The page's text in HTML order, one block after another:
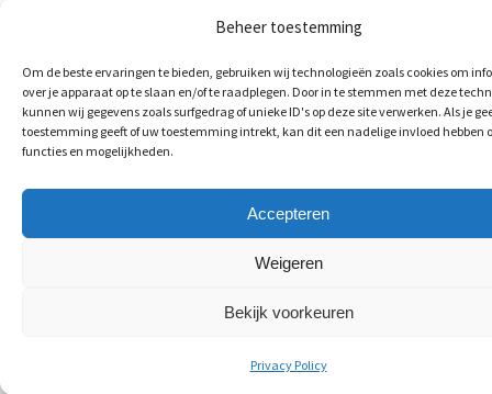
Beheer toestemming
Om de beste ervaringen te bieden, gebruiken wij technologieën zoals cookies om
over je apparaat op te slaan en/of te raadplegen. Door in te stemmen met deze
kunnen wij gegevens zoals surfgedrag of unieke ID's op deze site verwerken. Als je
toestemming geeft of uw toestemming intrekt, kan dit een nadelige invloed hebben
functies en mogelijkheden.
Accepteren
Weigeren
Bekijk voorkeuren
Privacy Policy